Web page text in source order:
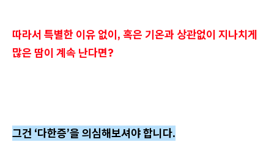
따라서 특별한 이유 없이, 혹은 기온과 상관없이 지나치게
많은 땀이 계속 난다면?
그건 ‘다한증’을 의심해보셔야 합니다.